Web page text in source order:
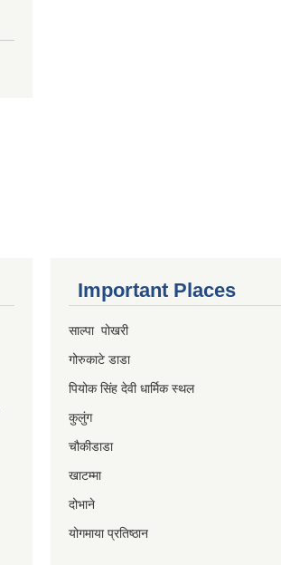
Important Places
साल्पा पोखरी
गोरुकाटे डाडा
पियोक सिंह देवी धार्मिक स्थल
कुलुंग
चौकीडाडा
खाटम्मा
दोभाने
योगमाया प्रतिष्ठान